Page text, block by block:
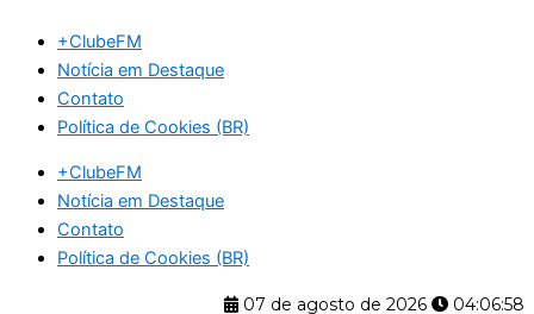
para
conteúdo
+ClubeFM
Notícia em Destaque
Contato
Política de Cookies (BR)
+ClubeFM
Notícia em Destaque
Contato
Política de Cookies (BR)
07 de agosto de 2026
04:06:58